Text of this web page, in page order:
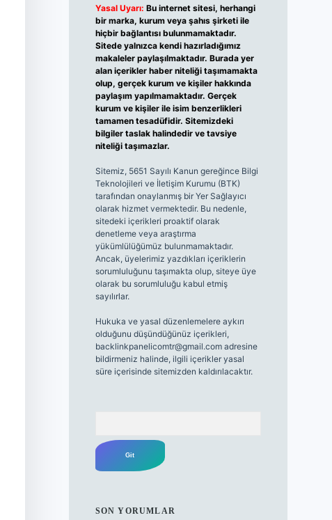
Yasal Uyarı: Bu internet sitesi, herhangi
bir marka, kurum veya şahıs şirketi ile
hiçbir bağlantısı bulunmamaktadır.
Sitede yalnızca kendi hazırladığımız
makaleler paylaşılmaktadır. Burada yer
alan içerikler haber niteliği taşımamakta
olup, gerçek kurum ve kişiler hakkında
paylaşım yapılmamaktadır. Gerçek
kurum ve kişiler ile isim benzerlikleri
tamamen tesadüfidir. Sitemizdeki
bilgiler taslak halindedir ve tavsiye
niteliği taşımazlar.
Sitemiz, 5651 Sayılı Kanun gereğince Bilgi
Teknolojileri ve İletişim Kurumu (BTK)
tarafından onaylanmış bir Yer Sağlayıcı
olarak hizmet vermektedir. Bu nedenle,
sitedeki içerikleri proaktif olarak
denetleme veya araştırma
yükümlülüğümüz bulunmamaktadır.
Ancak, üyelerimiz yazdıkları içeriklerin
sorumluluğunu taşımakta olup, siteye üye
olarak bu sorumluluğu kabul etmiş
sayılırlar.
Hukuka ve yasal düzenlemelere aykırı
olduğunu düşündüğünüz içerikleri,
backlinkpanelicomtr@gmail.comadresine
bildirmeniz halinde, ilgili içerikler yasal
süre içerisinde sitemizden kaldırılacaktır.
SON YORUMLAR